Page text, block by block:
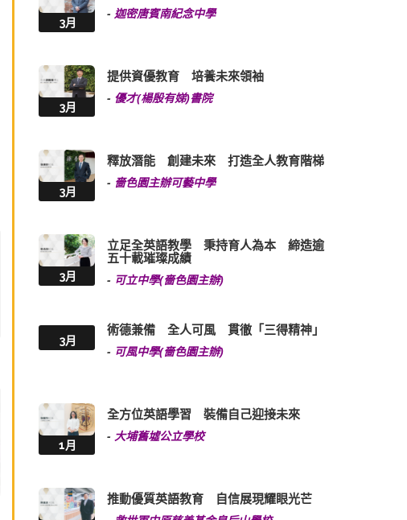
3月
-迦密唐賓南紀念中學
3月
提供資優教育 培養未來領袖
- 優才(楊殷有娣)書院
3月
釋放潛能 創建未來 打造全人教育階梯
- 嗇色園主辦可藝中學
3月
立足全英語教學 秉持育人為本 締造逾
五十載璀璨成績
- 可立中學(嗇色園主辦)
3月
術德兼備 全人可風 貫徹「三得精神」
- 可風中學(嗇色園主辦)
1月
全方位英語學習 裝備自己迎接未來
-大埔舊墟公立學校
推動優質英語教育 自信展現耀眼光芒